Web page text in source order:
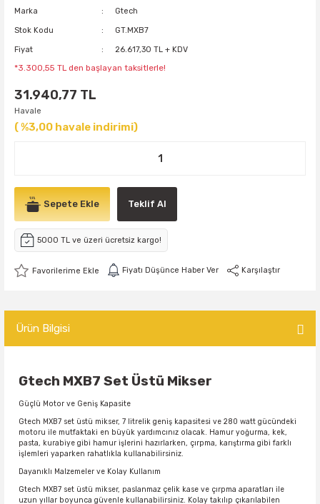
Marka Gtech
Stok Kodu GT.MXB7
Fiyat 26.617,30 TL + KDV
*3.300,55 TL den başlayan taksitlerle!
31.940,77 TL
Havale
( %3,00 havale indirimi)
Sepete Ekle Teklif Al
5000 TL ve üzeri ücretsiz kargo!
Fiyatı Düşünce Haber Ver Karşılaştır
Ürün Bilgisi
Gtech MXB7 Set Üstü Mikser
Güçlü Motor ve Geniş Kapasite
Gtech MXB7 set üstü mikser, 7 litrelik geniş kapasitesi ve 280 watt gücündeki
motoru ile mutfaktaki en büyük yardımcınız olacak. Hamur yoğurma, kek,
pasta, kurabiye gibi hamur işlerini hazırlarken, çırpma, karıştırma gibi farklı
işlemleri yaparken rahatlıkla kullanabilirsiniz.
Dayanıklı Malzemeler ve Kolay Kullanım
Gtech MXB7 set üstü mikser, paslanmaz çelik kase ve çırpma aparatları ile
uzun yıllar boyunca güvenle kullanabilirsiniz. Kolay takılıp çıkarılabilen